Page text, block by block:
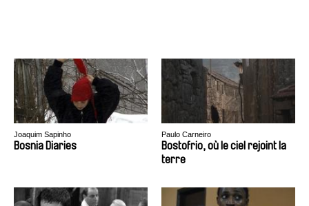
Joaquim Sapinho
Bosnia Diaries
Paulo Carneiro
Bostofrio, où le ciel rejoint la
terre